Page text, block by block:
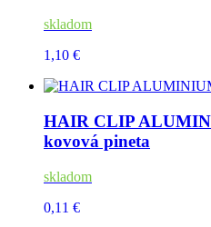
skladom
1,10 €
HAIR CLIP
kovová pineta
skladom
0,11 €